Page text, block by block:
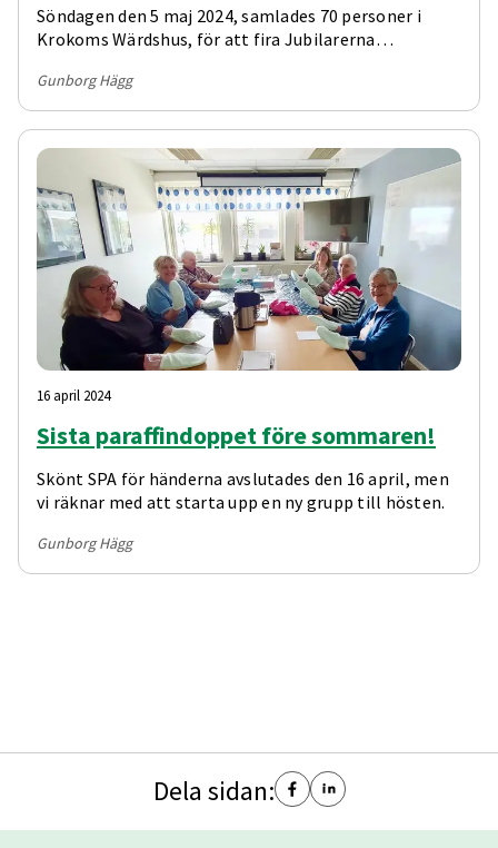
Söndagen den 5 maj 2024, samlades 70 personer i
Krokoms Wärdshus, för att fira Jubilarerna
Kjell-Erik och Markus från Offerdal, riktiga
stämningshöjare, spelade och underhöll oss tills
maten var framdukad. Efter maten, så var det
lottdragning med mycket vinster, men först fick vi
skönsång av Simonetta, som bjöd oss på en
egenskriven låt! Mycket trevligt initiativ! Festen
avslutades med mycket skratt, då Axel, drängen från
Föllinge Farsen och Jan Sundberg, som sig själv kom
med sina funderingar.
Gunborg Hägg
16 april 2024
Sista paraffindoppet före sommaren!
Skönt SPA för händerna avslutades den 16 april, men
vi räknar med att starta upp en ny grupp till hösten.
Gunborg Hägg
Dela sidan: